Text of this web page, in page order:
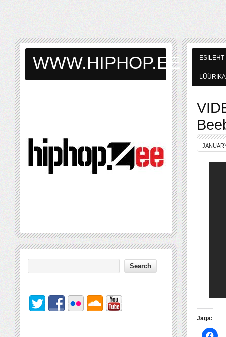
ESILEHT
LÜÜRIKA
Jaga:
WWW.HIPHOP.EE